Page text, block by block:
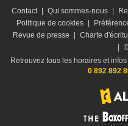
Contact Qui sommes-nous
Politique de cookies
Revue de presse
Charte
Retrouvez tous les horaires et
0 892 892